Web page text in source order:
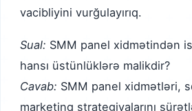
vacibliyini vurğulayırıq.
Sual: SMM panel xidmətindən
hansı üstünlüklərə malikdir?
Cavab: SMM panel xidmətləri,
marketinq strategiyalarını